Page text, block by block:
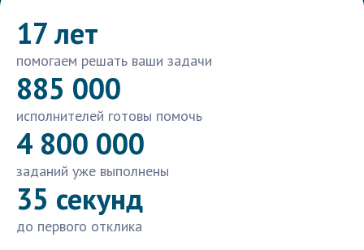
17 лет
помогаем решать ваши задачи
885 000
исполнителей готовы помочь
4 800 000
заданий уже выполнены
35 секунд
до первого отклика